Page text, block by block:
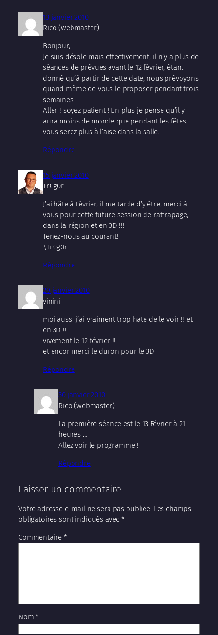
13 janvier 2010
Rico (webmaster)
Bonjour,
Je suis désole mais effectivement, il n’y a plus de
séances de prévues avant le 12 février, étant
donné qu’à partir de cette date, nous prévoyons
quand même de vous le proposer pendant trois
semaines.
Aller ! soyez patient ! En plus je pense qu’il y
aura moins de monde que pendant les fêtes,
vous serez plus à l’aise dans la salle.
Répondre
15 janvier 2010
Tr€g0r
J’ai hâte à Février, il me tarde d’y être, merci à
vous pour cette future session de rattrapage,
dans la région et en 3D !!!
Tenez-nous au courant!
\Tr€g0r
Répondre
29 janvier 2010
vinini
moi aussi j’ai vraiment trop hate de le voir !! et
en 3D !!
vivement le 12 février !!
et encor merci le duron pour le 3D
Répondre
30 janvier 2010
Rico (webmaster)
La première séance est le 13 Février à 21
heures …
Allez voir le programme !
Répondre
Laisser un commentaire
Votre adresse e-mail ne sera pas publiée. Les champs
obligatoires sont indiqués avec*
Commentaire*
Nom*